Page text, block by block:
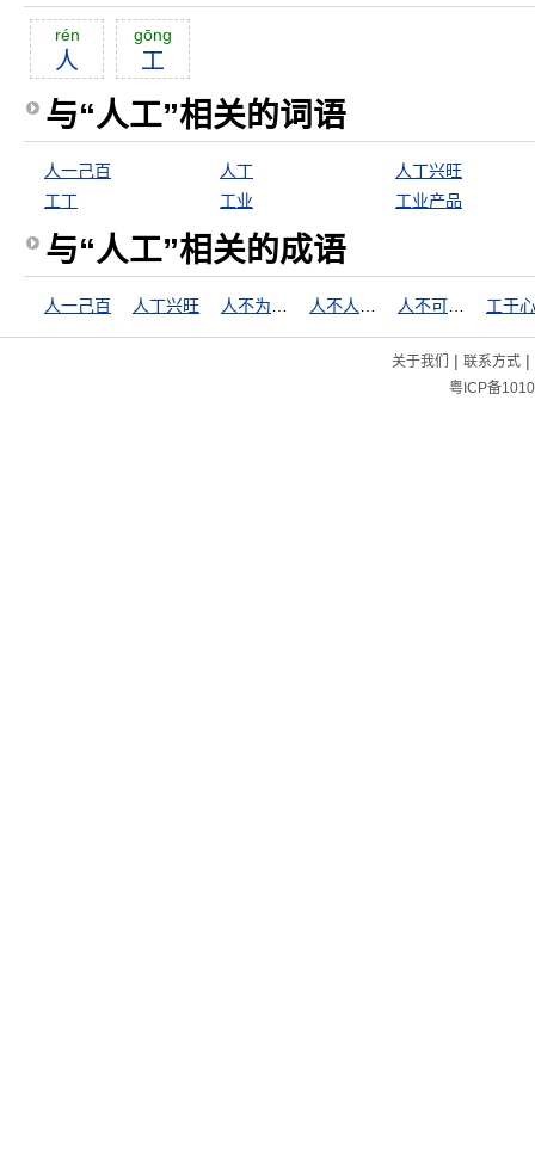
rén
人
gōng
工
与“人工”相关的词语
人一己百 人丁
人丁兴旺
工丁
工业 工业产品
与“人工”相关的成语
人一己百 人丁兴旺 工于
关于我们 | 联系方式|
粤ICP备